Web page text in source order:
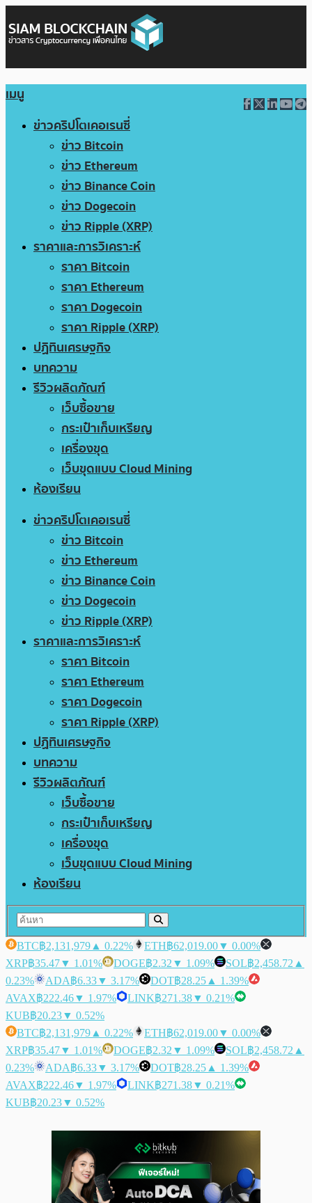
เมนู
ข่าวคริปโตเคอเรนซี่
ข่าว Bitcoin
ข่าว Ethereum
ข่าว Binance Coin
ข่าว Dogecoin
ข่าว Ripple (XRP)
ราคาและการวิเคราะห์
ราคา Bitcoin
ราคา Ethereum
ราคา Dogecoin
ราคา Ripple (XRP)
ปฏิทินเศรษฐกิจ
บทความ
รีวิวผลิตภัณฑ์
เว็บซื้อขาย
กระเป๋าเก็บเหรียญ
เครื่องขุด
เว็บขุดแบบ Cloud Mining
ห้องเรียน
ข่าวคริปโตเคอเรนซี่
ข่าว Bitcoin
ข่าว Ethereum
ข่าว Binance Coin
ข่าว Dogecoin
ข่าว Ripple (XRP)
ราคาและการวิเคราะห์
ราคา Bitcoin
ราคา Ethereum
ราคา Dogecoin
ราคา Ripple (XRP)
ปฏิทินเศรษฐกิจ
บทความ
รีวิวผลิตภัณฑ์
เว็บซื้อขาย
กระเป๋าเก็บเหรียญ
เครื่องขุด
เว็บขุดแบบ Cloud Mining
ห้องเรียน
BTC฿2,131,979 ▲ 0.22% ETH฿62,019.00▼ 0.00%
XRP฿35.47▼ 1.01% DOGE฿2.32 ▼ 1.09% SOL฿2,458.72 ▲
0.23%
ADA฿6.33▼ 3.17% DOT฿28.25 ▲ 1.39%
AVAX฿222.46▼ 1.97% LINK฿271.38▼ 0.21%
KUB฿20.23▼ 0.52%
BTC฿2,131,979 ▲ 0.22% ETH฿62,019.00▼ 0.00%
XRP฿35.47▼ 1.01% DOGE฿2.32 ▼ 1.09% SOL฿2,458.72 ▲
0.23%
ADA฿6.33▼ 3.17% DOT฿28.25 ▲ 1.39%
AVAX฿222.46▼ 1.97% LINK฿271.38▼ 0.21%
KUB฿20.23▼ 0.52%